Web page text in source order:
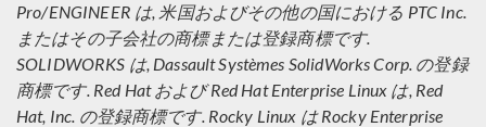
Pro/ENGINEER は, 米国およびその他の国における PTC Inc.
またはその子会社の商標または登録商標です.
SOLIDWORKS は, Dassault Systèmes SolidWorks Corp. の登録
商標です. Red Hat および Red Hat Enterprise Linux は, Red
Hat, Inc. の登録商標です. Rocky Linux は Rocky Enterprise